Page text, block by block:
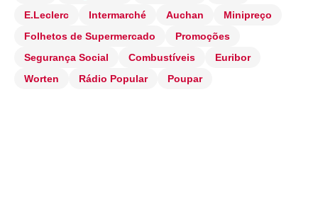
E.Leclerc
Intermarché Auchan
Minipreço
Folhetos de Supermercado
Promoções
Segurança Social
Combustíveis
Euribor
Worten
Rádio Popular Poupar